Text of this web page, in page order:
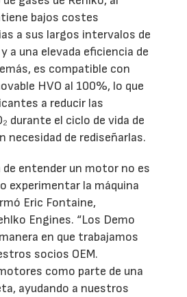
bajos costes
a sus largos intervalos de
a una elevada eficiencia de
es compatible con
HVO al 100%, lo que
a reducir las
durante el ciclo de vida de
necesidad de rediseñarlas.
de entender un motor no es
experimentar la máquina
Eric Fontaine,
Engines. “Los Demo
en que trabajamos
socios OEM.
como parte de una
ayudando a nuestros